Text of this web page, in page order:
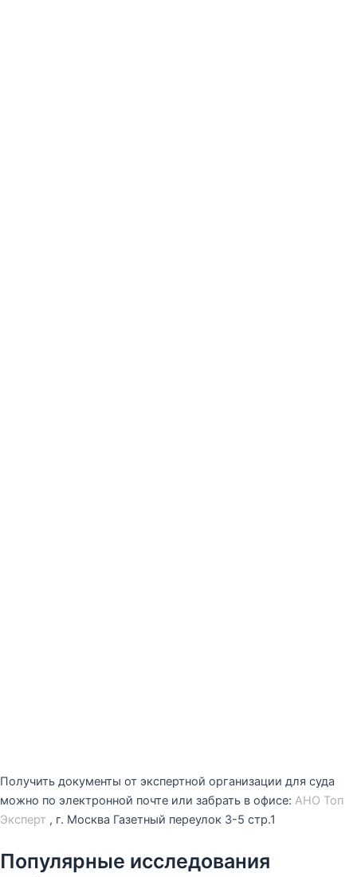
Получить документы от экспертной организации для суда
можно по электронной почте или забрать в офисе: АНО Топ
Эксперт , г. Москва Газетный переулок 3-5 стр.1
Популярные исследования